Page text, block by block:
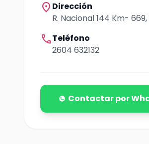
location_on Dirección
R. Nacional 144 Km-
callTeléfono
2604 632132
Contactar por